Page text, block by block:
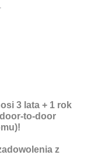
3 lata + 1 rok
to-door
z